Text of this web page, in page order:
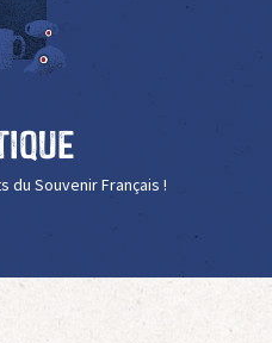
du Souvenir Français !